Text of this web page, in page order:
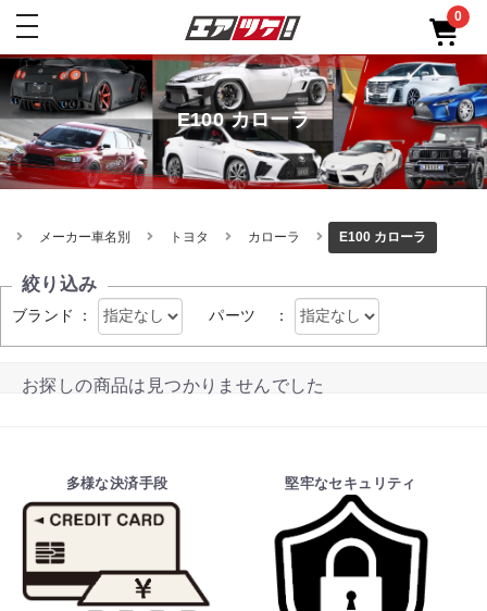
toggle
0
E100 カローラ
メーカー車名別 トヨタ カローラ E100 カローラ
絞り込み
ブランド ： パーツ ：
お探しの商品は見つかりませんでした
多様な決済手段 堅牢なセキュリティ